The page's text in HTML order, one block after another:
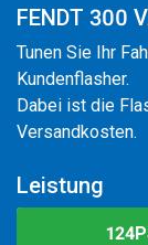
FENDT 300
Tunen Sie Ihr
Kundenflasher.
Dabei ist die
Versandkosten.
Leistung